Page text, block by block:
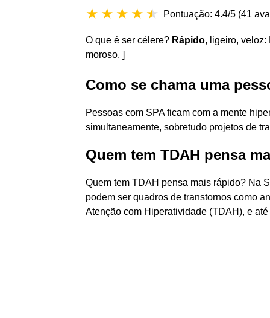
Pontuação: 4.4/5 (41
O que é ser célere? Rápido, ligeiro, veloz:
moroso. ]
Como se chama uma
Pessoas com SPA ficam com a mente
simultaneamente, sobretudo projetos de
Quem tem TDAH pensa
Quem tem TDAH pensa mais rápido? Na
podem ser quadros de transtornos como
Atenção com Hiperatividade (TDAH), e